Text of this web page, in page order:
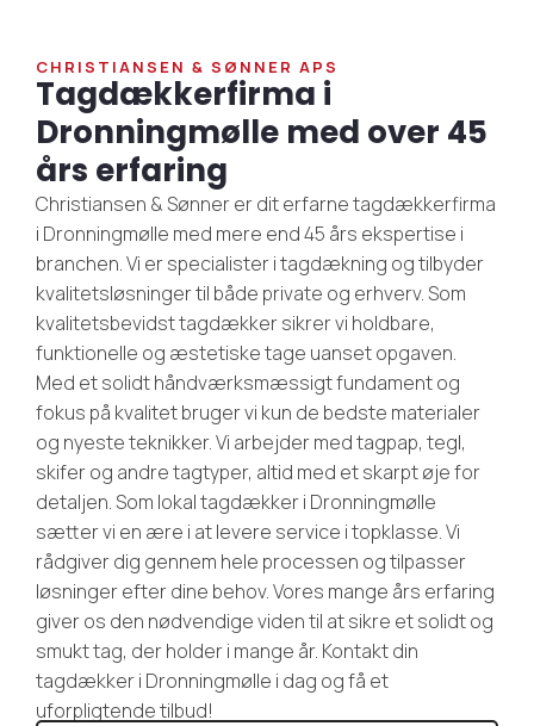
CHRISTIANSEN & SØNNER APS
Tagdækkerfirma i
Dronningmølle med over 45
års erfaring
Christiansen & Sønner er dit erfarne tagdækkerfirma
i Dronningmølle med mere end 45 års ekspertise i
branchen. Vi er specialister i tagdækning og tilbyder
kvalitetsløsninger til både private og erhverv. Som
kvalitetsbevidst tagdækker sikrer vi holdbare,
funktionelle og æstetiske tage uanset opgaven.
Med et solidt håndværksmæssigt fundament og
fokus på kvalitet bruger vi kun de bedste materialer
og nyeste teknikker. Vi arbejder med tagpap, tegl,
skifer og andre tagtyper, altid med et skarpt øje for
detaljen. Som lokal tagdækker i Dronningmølle
sætter vi en ære i at levere service i topklasse. Vi
rådgiver dig gennem hele processen og tilpasser
løsninger efter dine behov. Vores mange års erfaring
giver os den nødvendige viden til at sikre et solidt og
smukt tag, der holder i mange år. Kontakt din
tagdækker i Dronningmølle i dag og få et
uforpligtende tilbud!